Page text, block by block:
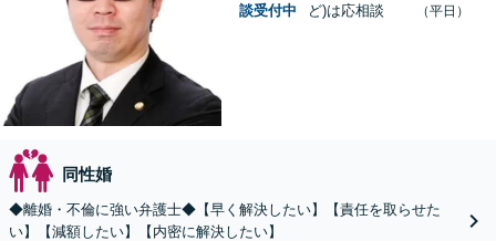
談受付中
ど)は応相談
（平日）
同性婚
◆離婚・不倫に強い弁護士◆【早く解決したい】【責任を取らせた
い】【減額したい】【内密に解決したい】